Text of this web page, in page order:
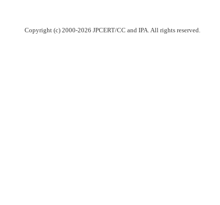
Copyright (c) 2000-2026 JPCERT/CC and IPA. All rights reserved.